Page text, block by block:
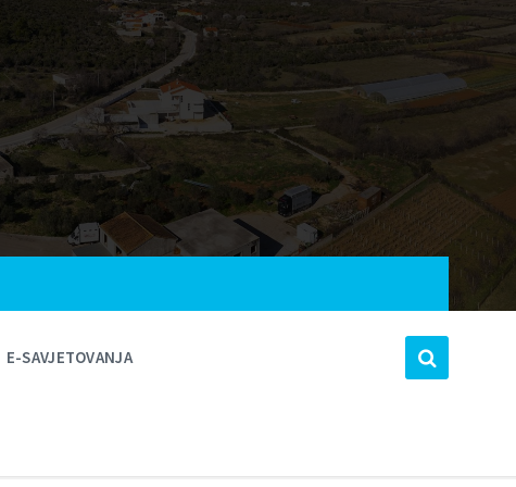
E-SAVJETOVANJA